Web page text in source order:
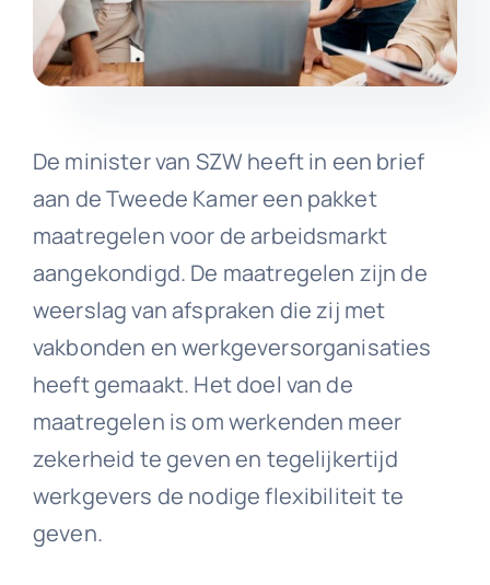
De minister van SZW heeft in een brief
aan de Tweede Kamer een pakket
maatregelen voor de arbeidsmarkt
aangekondigd. De maatregelen zijn de
weerslag van afspraken die zij met
vakbonden en werkgeversorganisaties
heeft gemaakt. Het doel van de
maatregelen is om werkenden meer
zekerheid te geven en tegelijkertijd
werkgevers de nodige flexibiliteit te
geven.